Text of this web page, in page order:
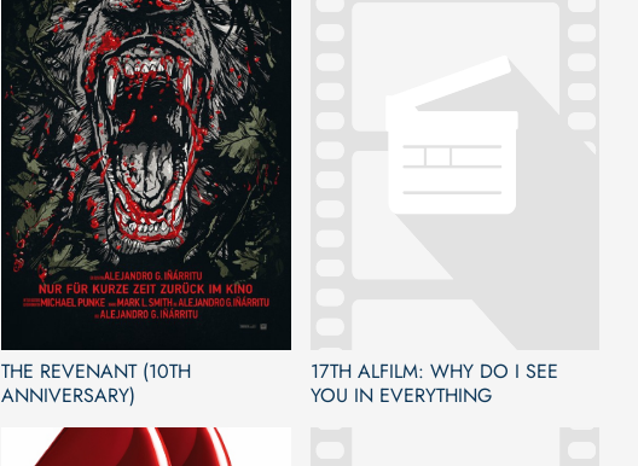
THE REVENANT (10TH
ANNIVERSARY)
17TH ALFILM: WHY DO I SEE
YOU IN EVERYTHING